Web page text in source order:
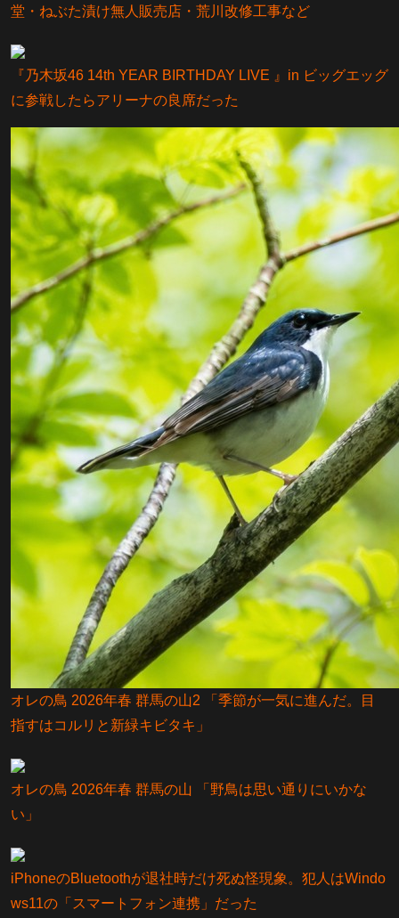
堂・ねぶた漬け無人販売店・荒川改修工事など
『乃⽊坂46 14th YEAR BIRTHDAY LIVE 』in ビッグエッグ
に参戦したらアリーナの良席だった
オレの鳥 2026年春 群馬の山2 「季節が一気に進んだ。目
指すはコルリと新緑キビタキ」
オレの鳥 2026年春 群馬の山 「野鳥は思い通りにいかな
い」
iPhoneのBluetoothが退社時だけ死ぬ怪現象。犯人はWindo
ws11の「スマートフォン連携」だった